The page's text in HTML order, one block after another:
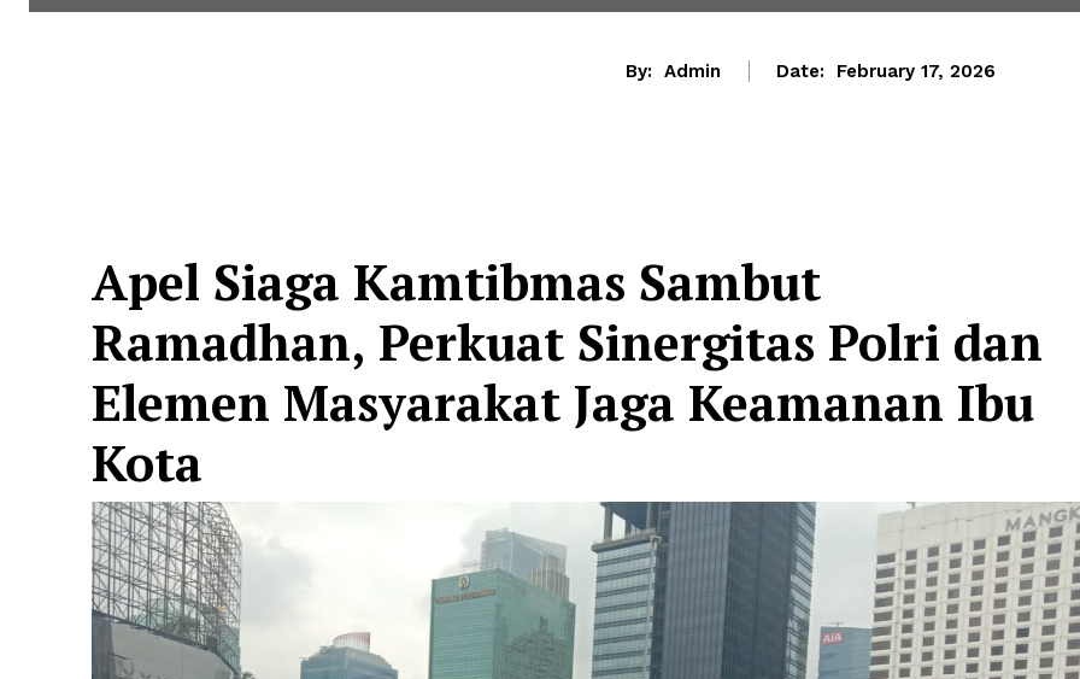
By: Admin Date: February 17, 2026
Apel Siaga Kamtibmas Sambut
Ramadhan, Perkuat Sinergitas Polri dan
Elemen Masyarakat Jaga Keamanan Ibu
Kota